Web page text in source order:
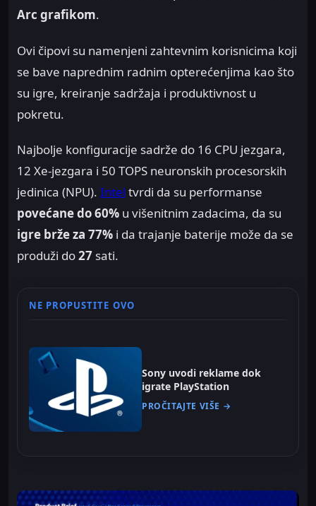
Arc grafikom.
Ovi čipovi su namenjeni zahtevnim korisnicima koji
se bave naprednim radnim opterećenjima kao što
su igre, kreiranje sadržaja i produktivnost u
pokretu.
Najbolje konfiguracije sadrže do 16 CPU jezgara,
12 Xe-jezgara i 50 TOPS neuronskih procesorskih
jedinica (NPU). Intel tvrdi da su performanse
povećane do 60% u višenitnim zadacima, da su
igre brže za 77% i da trajanje baterije može da se
produži do27 sati.
NE PROPUSTITE OVO
Sony uvodi reklame dok
igrate PlayStation
PROČITAJTE VIŠE →